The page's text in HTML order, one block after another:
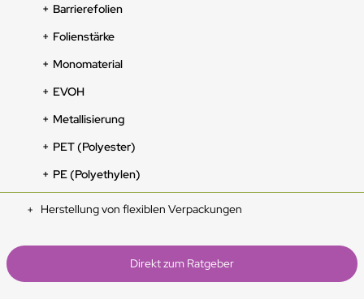
Barrierefolien
Folienstärke
Monomaterial
EVOH
Metallisierung
PET (Polyester)
PE (Polyethylen)
Herstellung von flexiblen Verpackungen
Direkt zum Ratgeber